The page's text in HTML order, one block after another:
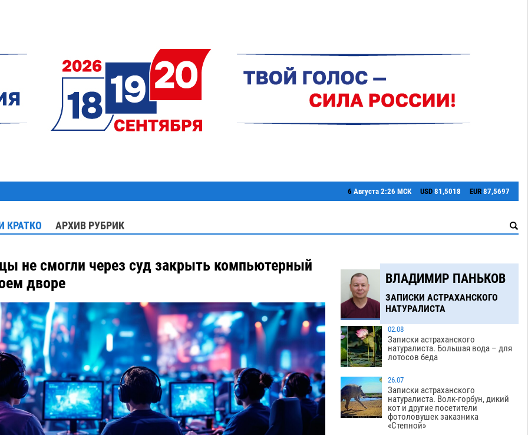
6 Августа 2:26 МСК USD 81,5018 EUR 87,5697
КРАТКО АРХИВ РУБРИК
не смогли через суд закрыть компьютерный
дворе
ВЛАДИМИР ПАНЬКОВ
ЗАПИСКИ АСТРАХАНСКОГО
НАТУРАЛИСТА
02.08
Записки астраханского
натуралиста. Большая вода – для
лотосов беда
26.07
Записки астраханского
натуралиста. Волк-горбун, дикий
кот и другие посетители
фотоловушек заказника
«Степной»